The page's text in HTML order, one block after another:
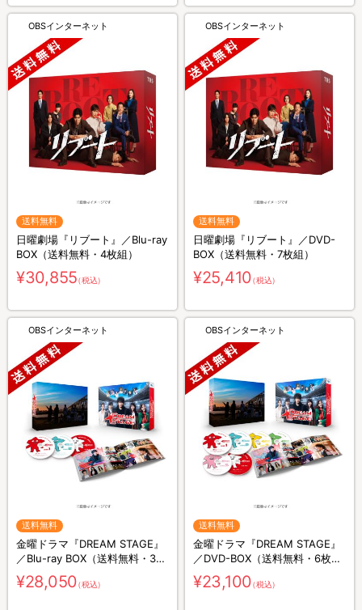
OBSインターネット
送料無料
日曜劇場『リブート』／Blu-ray
BOX（送料無料・4枚組）
¥30,855（税込）
OBSインターネット
送料無料
日曜劇場『リブート』／DVD-
BOX（送料無料・7枚組）
¥25,410（税込）
OBSインターネット
送料無料
金曜ドラマ『DREAM STAGE』
／Blu-ray BOX（送料無料・3枚
組）
¥28,050（税込）
OBSインターネット
送料無料
金曜ドラマ『DREAM STAGE』
／DVD-BOX（送料無料・6枚
組）
¥23,100（税込）